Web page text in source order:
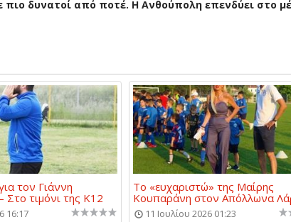
πιο δυνατοί από ποτέ. Η Ανθούπολη επενδύει στο
τον Γιάννη
Στο τιμόνι της Κ12
16:17
Το «ευχαριστώ» της Μαίρης
Κουπαράνη στον Απόλλωνα
11 Ιουλίου 2026 01:23